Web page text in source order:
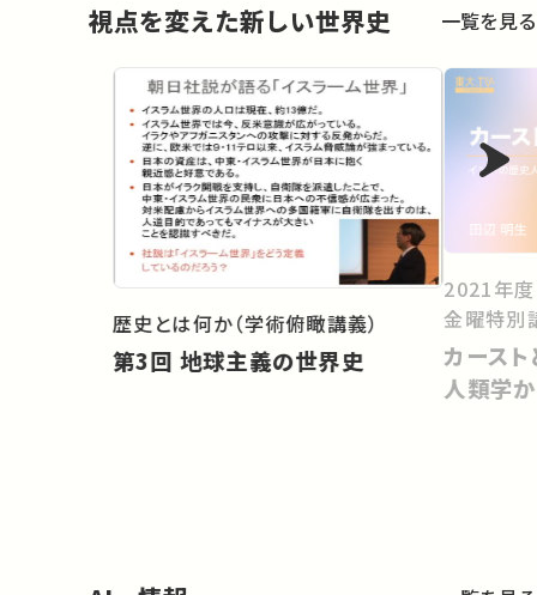
視点を変えた新しい世界史 一覧を見る
歴史とは何か（学術俯瞰講義）
第3回 地球主義の世界史
2021年度
金曜特別
カースト
人類学